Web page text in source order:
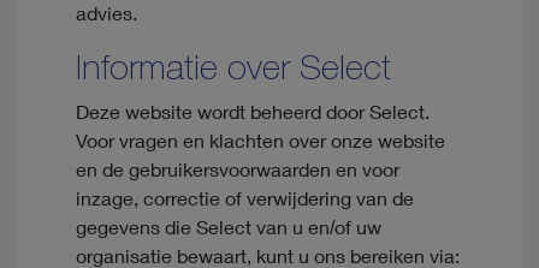
advies.
Informatie over Select
Deze website wordt beheerd door Select.
Voor vragen en klachten over onze website
en de gebruikersvoorwaarden en voor
inzage, correctie of verwijdering van de
gegevens die Select van u en/of uw
organisatie bewaart, kunt u ons bereiken via: